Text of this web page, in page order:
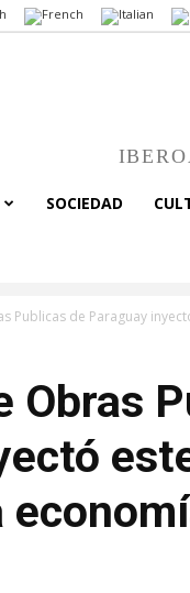
SOCIEDAD
Publicas de Paraguay
Obras